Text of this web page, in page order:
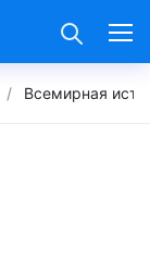
Всемирная